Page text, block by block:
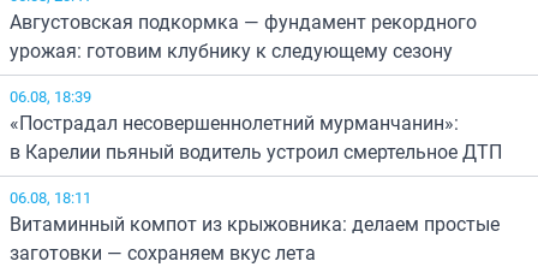
Августовская подкормка — фундамент рекордного
урожая: готовим клубнику к следующему сезону
06.08, 18:39
«Пострадал несовершеннолетний мурманчанин»:
в Карелии пьяный водитель устроил смертельное ДТП
06.08, 18:11
Витаминный компот из крыжовника: делаем простые
заготовки — сохраняем вкус лета